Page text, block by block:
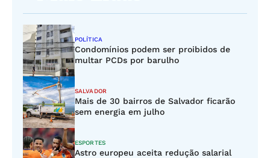
POLÍTICA
Condomínios podem ser proibidos de
multar PCDs por barulho
SALVADOR
Mais de 30 bairros de Salvador ficarão
sem energia em julho
ESPORTES
Astro europeu aceita redução salarial